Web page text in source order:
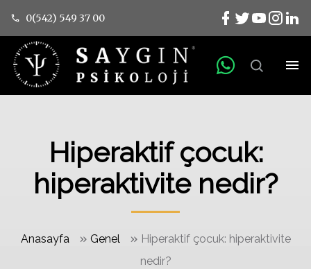
0(542) 549 37 00
Hiperaktif çocuk:
hiperaktivite nedir?
Anasayfa » Genel » Hiperaktif çocuk: hiperaktivite
nedir?